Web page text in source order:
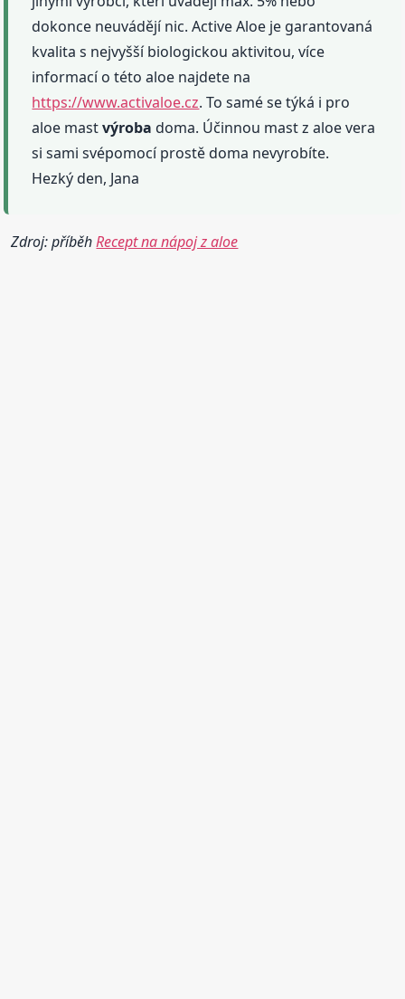
dokonce neuvádějí nic. Active Aloe je garantovaná
kvalita s nejvyšší biologickou aktivitou, více
informací o této aloe najdete na
https://www.activaloe.cz. To samé se týká i pro
aloe mastvýroba doma. Účinnou mast z aloe vera
si sami svépomocí prostě doma nevyrobíte.
Hezký den, Jana
Zdroj: příběhRecept na nápoj z aloe